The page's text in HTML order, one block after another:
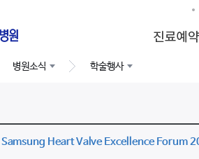
병원소식 학술행사
Samsung Heart Valve Excellence Forum